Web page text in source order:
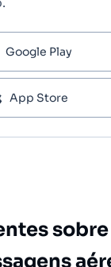
Google Play
App Store
sobre